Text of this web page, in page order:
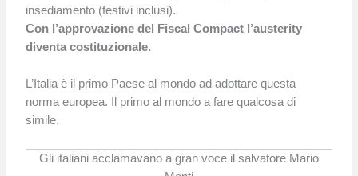
insediamento (festivi inclusi).
Con l’approvazione del Fiscal Compact l’austerity
diventa costituzionale.
L’Italia è il primo Paese al mondo ad adottare questa
norma europea. Il primo al mondo a fare qualcosa di
simile.
Gli italiani acclamavano a gran voce il salvatore Mario